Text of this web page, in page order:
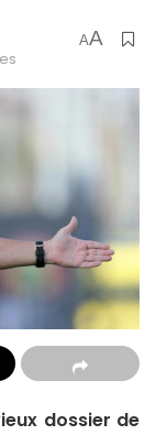
AA
dossier de